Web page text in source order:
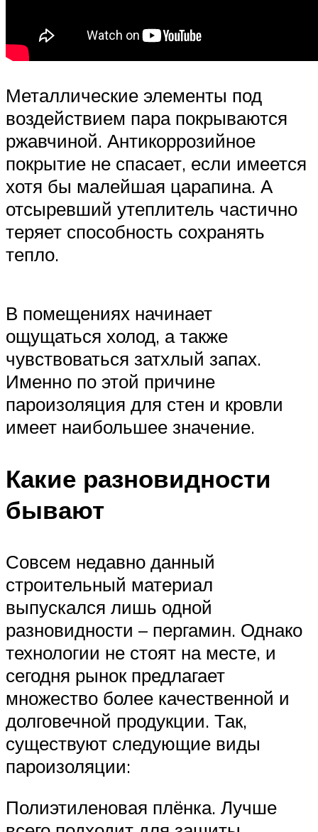
Металлические элементы под
воздействием пара покрываются
ржавчиной. Антикоррозийное
покрытие не спасает, если имеется
хотя бы малейшая царапина. А
отсыревший утеплитель частично
теряет способность сохранять
тепло.
В помещениях начинает
ощущаться холод, а также
чувствоваться затхлый запах.
Именно по этой причине
пароизоляция для стен и кровли
имеет наибольшее значение.
Какие разновидности
бывают
Совсем недавно данный
строительный материал
выпускался лишь одной
разновидности – пергамин. Однако
технологии не стоят на месте, и
сегодня рынок предлагает
множество более качественной и
долговечной продукции. Так,
существуют следующие виды
пароизоляции:
Полиэтиленовая плёнка. Лучше